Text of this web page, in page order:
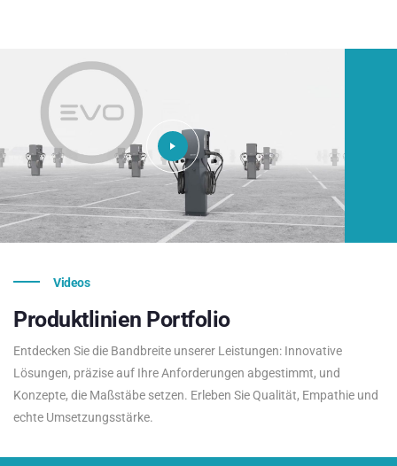
Videos
Produktlinien Portfolio
Entdecken Sie die Bandbreite unserer Leistungen: Innovative
Lösungen, präzise auf Ihre Anforderungen abgestimmt, und
Konzepte, die Maßstäbe setzen. Erleben Sie Qualität, Empathie und
echte Umsetzungsstärke.